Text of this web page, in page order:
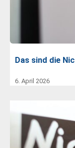
Das sind die
6. April 2026